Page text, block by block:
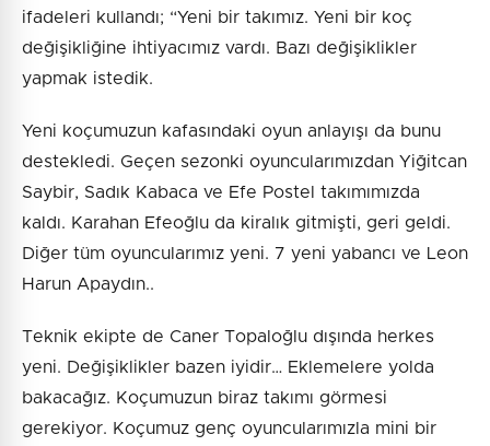
ifadeleri kullandı; “Yeni bir takımız. Yeni bir koç
değişikliğine ihtiyacımız vardı. Bazı değişiklikler
yapmak istedik.
Yeni koçumuzun kafasındaki oyun anlayışı da bunu
destekledi. Geçen sezonki oyuncularımızdan Yiğitcan
Saybir, Sadık Kabaca ve Efe Postel takımımızda
kaldı. Karahan Efeoğlu da kiralık gitmişti, geri geldi.
Diğer tüm oyuncularımız yeni. 7 yeni yabancı ve Leon
Harun Apaydın..
Teknik ekipte de Caner Topaloğlu dışında herkes
yeni. Değişiklikler bazen iyidir… Eklemelere yolda
bakacağız. Koçumuzun biraz takımı görmesi
gerekiyor. Koçumuz genç oyuncularımızla mini bir